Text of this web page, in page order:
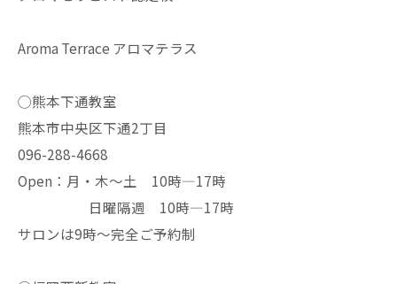
Aroma Terrace アロマテラス
◯熊本下通教室
熊本市中央区下通2丁目
096-288-4668
Open：月・木〜土 10時—17時
日曜隔週 10時—17時
サロンは9時〜完全ご予約制